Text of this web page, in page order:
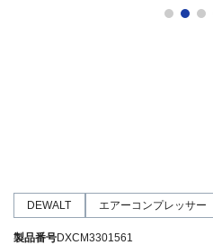
DEWALT エアーコンプレッサー
製品番号DXCM3301561